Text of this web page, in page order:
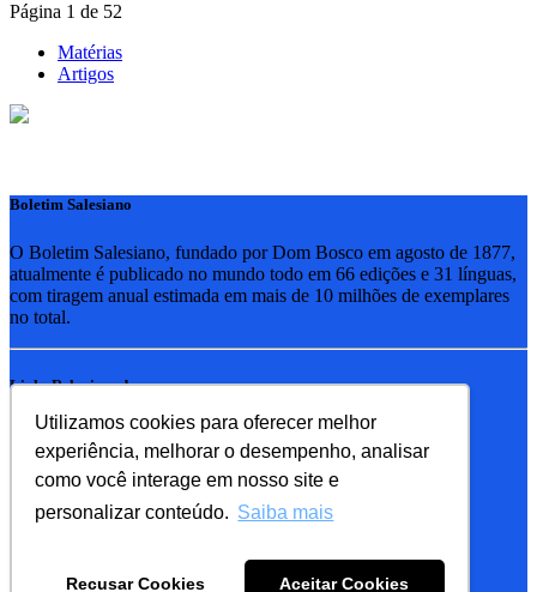
Utilizamos cookies para oferecer melhor
experiência, melhorar o desempenho, analisar
como você interage em nosso site e
personalizar conteúdo. Saiba mais
Recusar Cookies Aceitar Cookies
Página 1 de 52
Matérias
Artigos
Boletim Salesiano
O Boletim Salesiano, fundado por Dom Bosco em agosto de 1877,
atualmente é publicado no mundo todo em 66 edições e 31 línguas,
com tiragem anual estimada em mais de 10 milhões de exemplares
no total.
Links Relacionados
RSB - Rede Salesiana Brasil
EDEBE - Editora
UPV - União pela Vida
Familia Salesiana
SDB - Salesianos de Dom Bosco